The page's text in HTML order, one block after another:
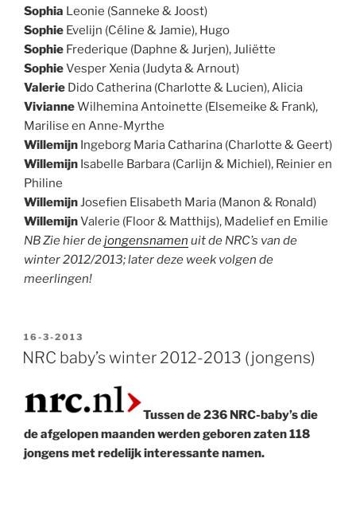
Sophia Leonie (Sanneke & Joost)
Sophie Evelijn (Céline & Jamie), Hugo
Sophie Frederique (Daphne & Jurjen), Juliëtte
SophieVesper Xenia (Judyta & Arnout)
Valerie Dido Catherina (Charlotte & Lucien), Alicia
VivianneWilhemina Antoinette (Elsemeike & Frank),
Marilise en Anne-Myrthe
Willemijn Ingeborg Maria Catharina (Charlotte & Geert)
Willemijn Isabelle Barbara (Carlijn & Michiel), Reinier en
Philine
Willemijn Josefien Elisabeth Maria (Manon & Ronald)
WillemijnValerie (Floor & Matthijs), Madelief en Emilie
NB Zie hier dejongensnamen uit de NRC’s van de
winter 2012/2013; later deze week volgen de
meerlingen!
GEPLAATST
OP
16-3-2013
NRC baby’s winter 2012-2013 (jongens)
Tussen de 236 NRC-baby’s die
de afgelopen maanden werden geboren zaten 118
jongens met redelijk interessante namen.